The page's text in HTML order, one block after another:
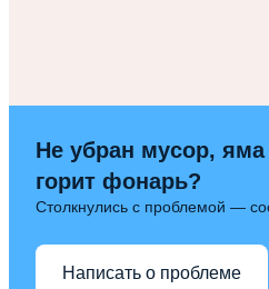
Не убран мусор, яма
горит фонарь?
Столкнулись с проблемой —
Написать о проблеме